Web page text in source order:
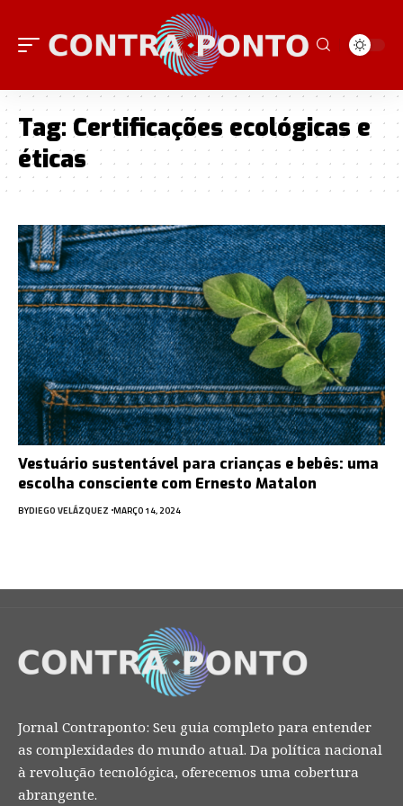
Tag: Certificações ecológicas e
éticas
Vestuário sustentável para crianças e bebês: uma
escolha consciente com Ernesto Matalon
BYDIEGO VELÁZQUEZ MARÇO 14, 2024
Jornal Contraponto: Seu guia completo para entender
as complexidades do mundo atual. Da política nacional
à revolução tecnológica, oferecemos uma cobertura
abrangente.